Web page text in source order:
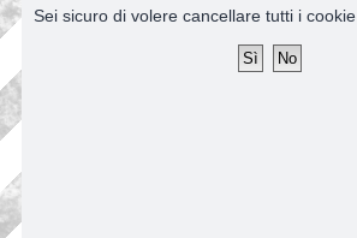
Sei sicuro di volere cancellare tutti i